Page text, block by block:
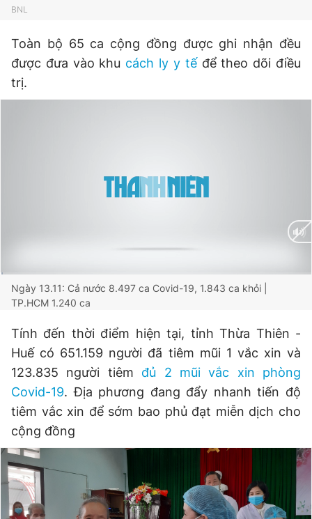
© 2003-2026 Bản quyền thuộc về Báo Thanh Niên. Cấm sao
BNL
Toàn bộ 65 ca cộng đồng được ghi nhận đều
được đưa vào khu cách ly y tếđể theo dõi điều
trị.
Current
Time
0:01 / Duration
6:47
Ngày 13.11: Cả nước 8.497 ca Covid-19, 1.843 ca khỏi |
TP.HCM 1.240 ca
Tính đến thời điểm hiện tại, tỉnh Thừa Thiên -
Huế có 651.159 người đã tiêm mũi 1 vắc xin và
123.835 người tiêm đủ 2 mũi vắc xin phòng
Covid-19. Địa phương đang đẩy nhanh tiến độ
tiêm vắc xin để sớm bao phủ đạt miễn dịch cho
cộng đồng